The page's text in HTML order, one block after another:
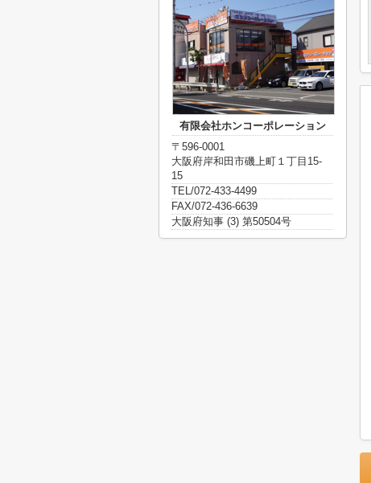
有限会社ホンコーポレーション
〒596-0001
大阪府岸和田市磯上町１丁目15-
15
TEL/072-433-4499
FAX/072-436-6639
大阪府知事 (3) 第50504号